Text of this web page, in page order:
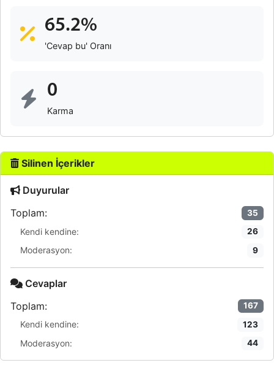
65.2%
'Cevap bu' Oranı
0
Karma
Silinen İçerikler
Duyurular
Toplam:
35
Kendi kendine: 26
Moderasyon: 9
Cevaplar
Toplam:
167
Kendi kendine: 123
Moderasyon: 44